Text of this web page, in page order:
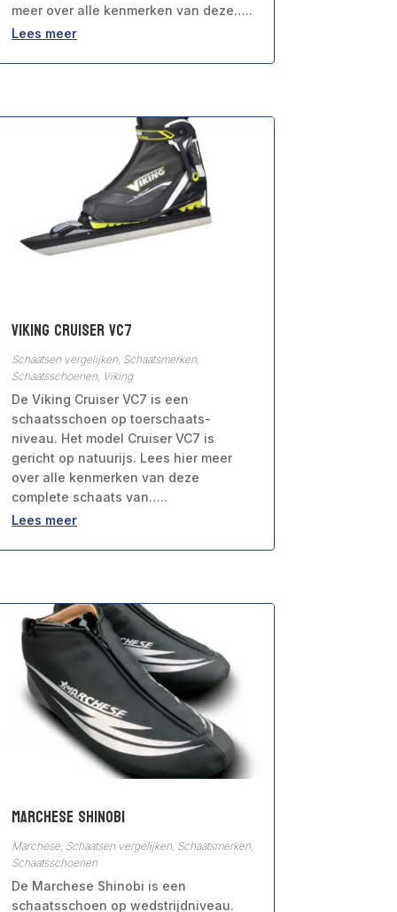
meer over alle kenmerken van deze…..
Lees meer
Viking Cruiser VC7
Schaatsen vergelijken Schaatsmerken
Schaatsschoenen Viking
De Viking Cruiser VC7 is een
schaatsschoen op toerschaats-
niveau. Het model Cruiser VC7 is
gericht op natuurijs. Lees hier meer
over alle kenmerken van deze
complete schaats van…..
Lees meer
Marchese Shinobi
Marchese, Schaatsen vergelijken Schaatsmerken
Schaatsschoenen
De Marchese Shinobi is een
schaatsschoen op wedstrijdniveau.